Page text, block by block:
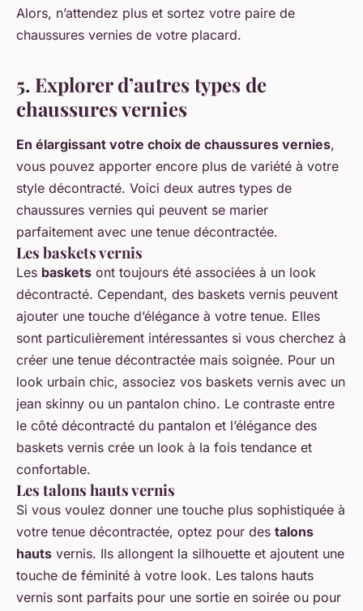
Alors, n’attendez plus et sortez votre paire de
chaussures vernies de votre placard.
5. Explorer d’autres types de
chaussures vernies
En élargissant votre choix de chaussures vernies,
vous pouvez apporter encore plus de variété à votre
style décontracté. Voici deux autres types de
chaussures vernies qui peuvent se marier
parfaitement avec une tenue décontractée.
Les baskets vernis
Les baskets ont toujours été associées à un look
décontracté. Cependant, des baskets vernis peuvent
ajouter une touche d’élégance à votre tenue. Elles
sont particulièrement intéressantes si vous cherchez à
créer une tenue décontractée mais soignée. Pour un
look urbain chic, associez vos baskets vernis avec un
jean skinny ou un pantalon chino. Le contraste entre
le côté décontracté du pantalon et l’élégance des
baskets vernis crée un look à la fois tendance et
confortable.
Les talons hauts vernis
Si vous voulez donner une touche plus sophistiquée à
votre tenue décontractée, optez pour des talons
hauts vernis. Ils allongent la silhouette et ajoutent une
touche de féminité à votre look. Les talons hauts
vernis sont parfaits pour une sortie en soirée ou pour